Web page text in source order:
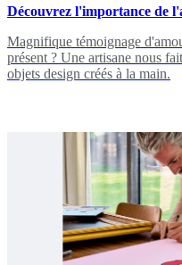
Découvrez l'importance de
Magnifique témoignage
présent ? Une artisane nous
objets design créés à la main.